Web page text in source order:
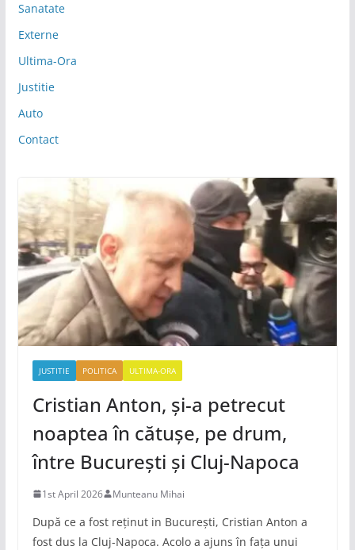
Sanatate
Externe
Ultima-Ora
Justitie
Auto
Contact
JUSTITIE POLITICA ULTIMA-ORA
Cristian Anton, și-a petrecut
noaptea în cătușe, pe drum,
între București și Cluj-Napoca
1st April 2026 Munteanu Mihai
După ce a fost reținut in București, Cristian Anton a
fost dus la Cluj-Napoca. Acolo a ajuns în fața unui